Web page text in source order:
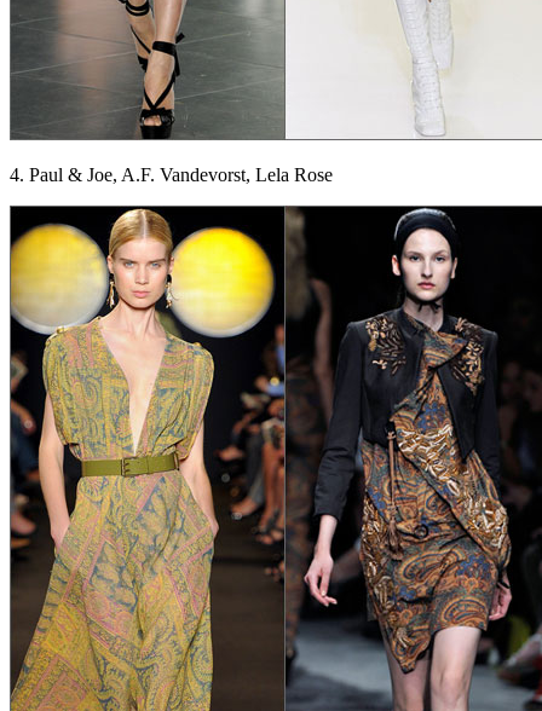
4. Paul & Joe, A.F. Vandevorst, Lela Rose